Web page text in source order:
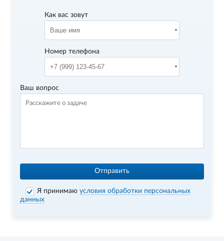
Как вас зовут
Номер телефона
Ваш вопрос
Отправить
Я принимаюусловия обработки персональных
данных